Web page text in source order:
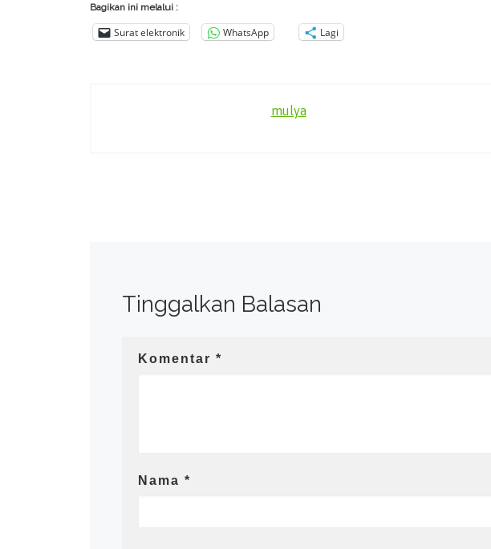
Bagikan ini melalui :
Surat elektronik WhatsApp Lagi
mulya
Tinggalkan Balasan
Komentar *
Nama *